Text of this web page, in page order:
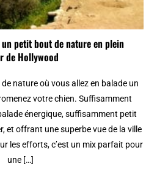
petit bout de nature en plein
de Hollywood
de nature où vous allez en balade un
votre chien. Suffisamment
énergique, suffisamment petit
et offrant une superbe vue de la ville
les efforts, c’est un mix parfait pour
une […]